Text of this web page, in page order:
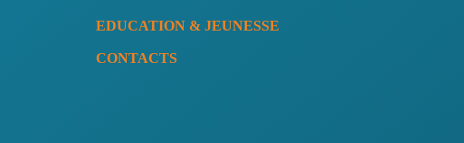
EDUCATION & JEUNESSE
CONTACTS